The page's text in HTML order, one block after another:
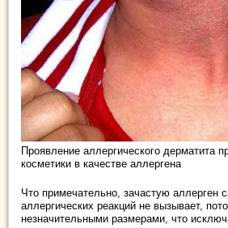
Проявление аллергического дерматита
косметики в качестве аллергена
Что примечательно, зачастую аллерген
аллергических реакций не вызывает,
незначительными размерами, что